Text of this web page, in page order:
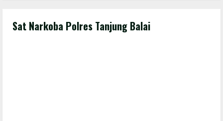
Sat Narkoba Polres Tanjung Balai